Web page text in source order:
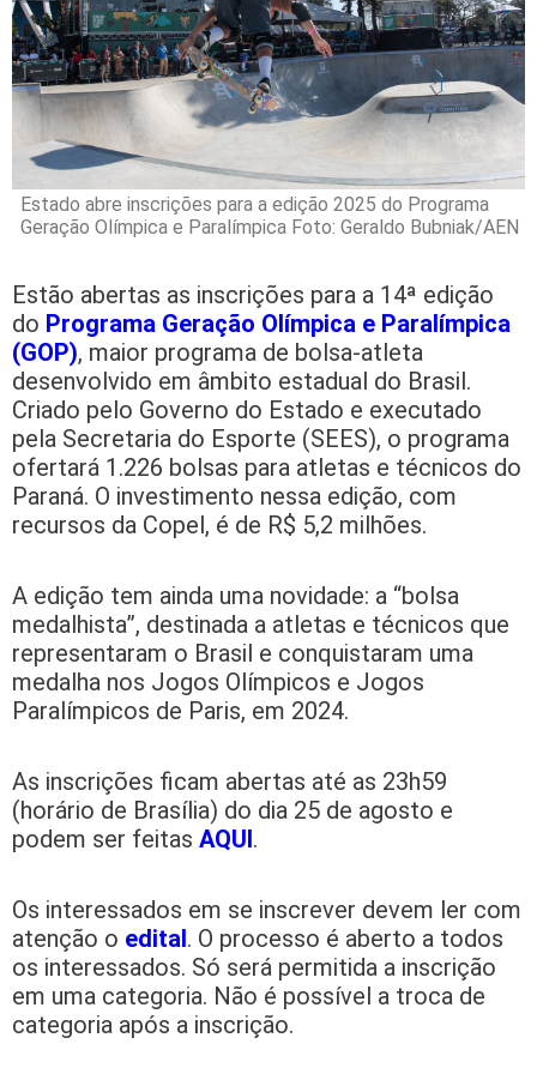
Estado abre inscrições para a edição 2025 do Programa
Geração Olímpica e Paralímpica Foto: Geraldo Bubniak/AEN
Estão abertas as inscrições para a 14ª edição
do Programa Geração Olímpica e Paralímpica
(GOP), maior programa de bolsa-atleta
desenvolvido em âmbito estadual do Brasil.
Criado pelo Governo do Estado e executado
pela Secretaria do Esporte (SEES), o programa
ofertará 1.226 bolsas para atletas e técnicos do
Paraná. O investimento nessa edição, com
recursos da Copel, é de R$ 5,2 milhões.
A edição tem ainda uma novidade: a “bolsa
medalhista”, destinada a atletas e técnicos que
representaram o Brasil e conquistaram uma
medalha nos Jogos Olímpicos e Jogos
Paralímpicos de Paris, em 2024.
As inscrições ficam abertas até as 23h59
(horário de Brasília) do dia 25 de agosto e
podem ser feitas AQUI .
Os interessados em se inscrever devem ler com
atenção o edital . O processo é aberto a todos
os interessados. Só será permitida a inscrição
em uma categoria. Não é possível a troca de
categoria após a inscrição.